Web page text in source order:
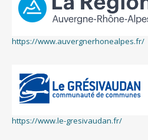
https://www.auvergnerhonealpes.fr/
https://www.le-gresivaudan.fr/